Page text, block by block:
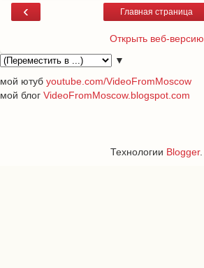
‹ Главная страница
Открыть веб-версию
▼
мой ютуб youtube.com/VideoFromMoscow
мой блог VideoFromMoscow.blogspot.com
Технологии Blogger.